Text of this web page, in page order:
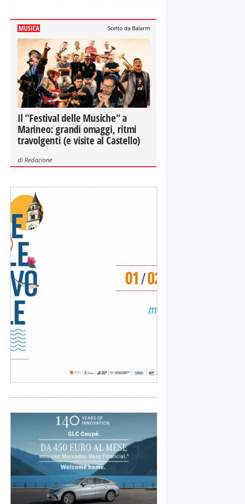
MUSICA Scelto da Balarm
Il "Festival delle Musiche" a
Marineo: grandi omaggi, ritmi
travolgenti (e visite al Castello)
diRedazione